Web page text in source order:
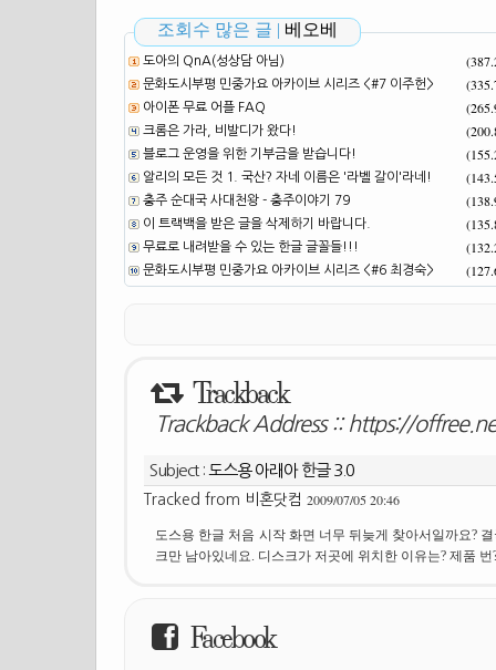
조회수 많은 글 | 베오베
도아의 QnA(성상담 아님)
문화도시부평 민중가요 아카이브 시리즈 <#7 이주헌>
아이폰 무료 어플 FAQ
크롬은 가라, 비발디가 왔다!
블로그 운영을 위한 기부금을 받습니다!
알리의 모든 것 1. 국산? 자네 이름은 '라벨 갈이'라네!
충주 순대국 사대천왕 - 충주이야기 79
이 트랙백을 받은 글을 삭제하기 바랍니다.
무료로 내려받을 수 있는 한글 글꼴들!!!
문화도시부평 민중가요 아카이브 시리즈 <#6 최경숙>
Trackback
Trackback Address :: https://
Subject : 도스용 아래아 한글 3.0
Tracked from 비혼닷컴 2009/07/05 20:46
도스용 한글 처음 시작 화면 너무 뒤늦게 찾아서일까요?
크만 남아있네요. 디스크가 저곳에 위치한 이유는? 제품 번
Facebook